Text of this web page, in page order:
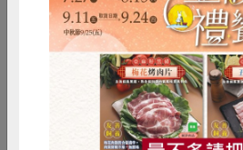
庭的生命財產及社區安全。
(資料來源：內政部網站)
RPET 食譜
雞蛋 食安 共同購